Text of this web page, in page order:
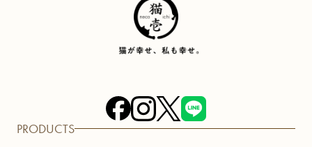
PRODUCTS